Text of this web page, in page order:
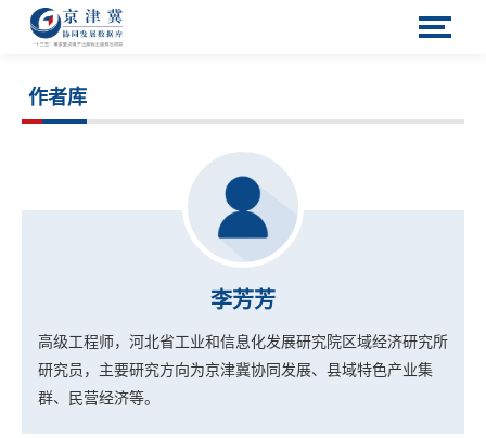
作者库
李芳芳
高级工程师，河北省工业和信息化发展研究院区域经济研究所
研究员，主要研究方向为京津冀协同发展、县域特色产业集
群、民营经济等。